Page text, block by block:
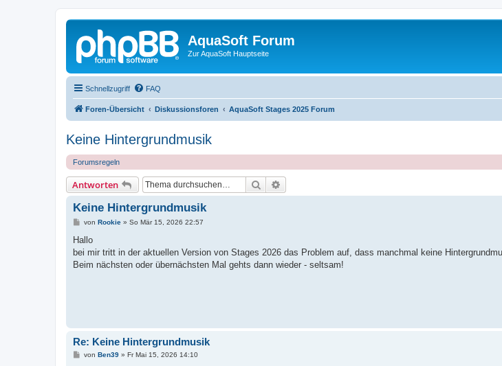
AquaSoft Forum
Zur AquaSoft Hauptseite
Schnellzugriff FAQ
Foren-Übersicht Diskussionsforen AquaSoft Stages 2025 Forum
Keine Hintergrundmusik
Forumsregeln
Antworten Suche
Keine Hintergrundmusik
B
i
r
a
von Rookie» So Mär 15, 2026 22:57
Hallo
bei mir tritt in der aktuellen Version von Stages 2026 das Problem auf, dass manchmal keine
Beim nächsten oder übernächsten Mal gehts dann wieder - seltsam!
Re: Keine Hintergrundmusik
Bvon Ben39» Fr Mai 15, 2026 14:10